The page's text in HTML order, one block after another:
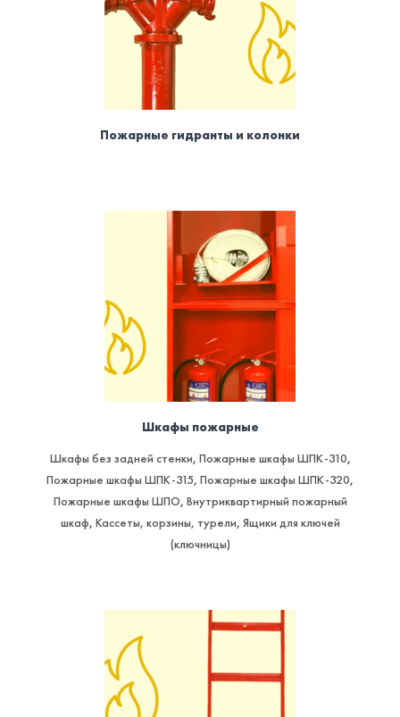
Пожарные гидранты и колонки
Шкафы пожарные
Шкафы без задней стенки, Пожарные шкафы ШПК-310,
Пожарные шкафы ШПК-315, Пожарные шкафы ШПК-320,
Пожарные шкафы ШПО, Внутриквартирный пожарный
шкаф, Кассеты, корзины, турели, Ящики для ключей
(ключницы)